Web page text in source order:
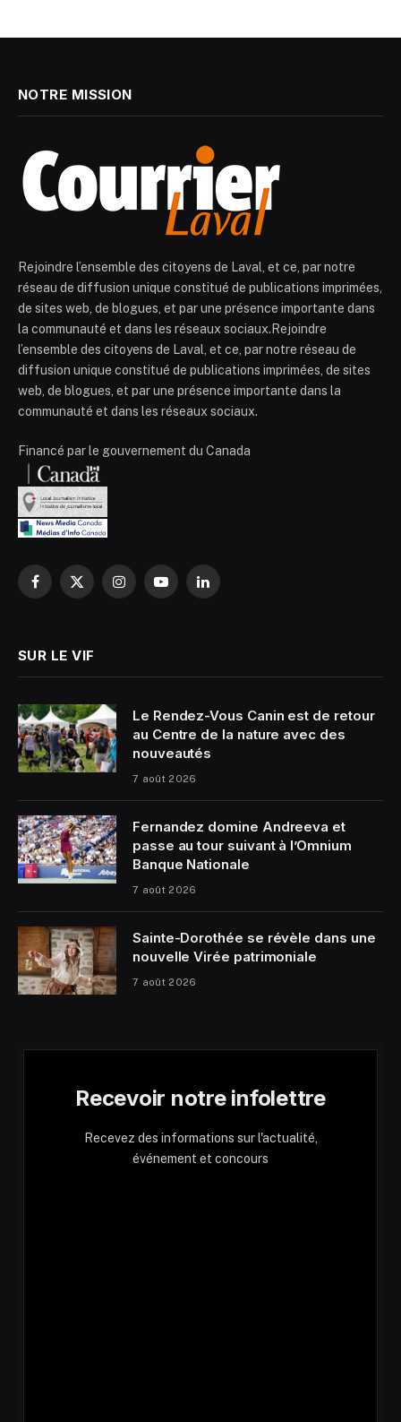
NOTRE MISSION
Rejoindre l’ensemble des citoyens de Laval, et ce, par notre
réseau de diffusion unique constitué de publications imprimées,
de sites web, de blogues, et par une présence importante dans
la communauté et dans les réseaux sociaux.Rejoindre
l’ensemble des citoyens de Laval, et ce, par notre réseau de
diffusion unique constitué de publications imprimées, de sites
web, de blogues, et par une présence importante dans la
communauté et dans les réseaux sociaux.
Financé par le gouvernement du Canada
Facebook
X
InstagramYouTubeLinkedIn
SUR LE VIF
Le Rendez-Vous Canin est de retour
au Centre de la nature avec des
nouveautés
7 août 2026
Fernandez domine Andreeva et
passe au tour suivant à l’Omnium
Banque Nationale
7 août 2026
Sainte-Dorothée se révèle dans une
nouvelle Virée patrimoniale
7 août 2026
Recevoir notre infolettre
Recevez des informations sur l'actualité,
événement et concours